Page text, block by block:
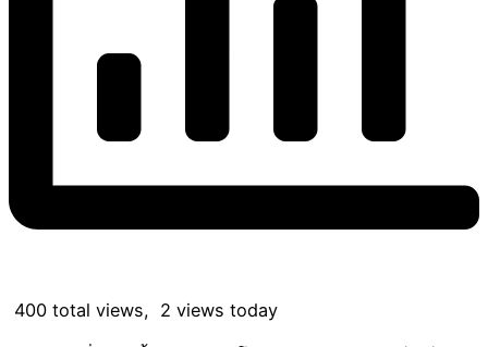
400 total views, 2 views today